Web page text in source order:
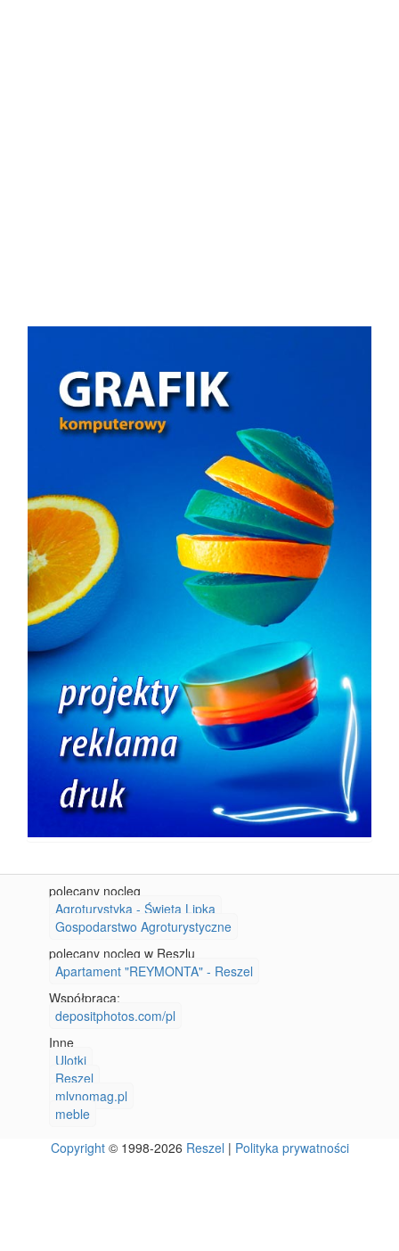
polecany nocleg
Agroturystyka - Święta Lipka
Gospodarstwo Agroturystyczne
polecany nocleg w Reszlu
Apartament "REYMONTA" - Reszel
Współpraca:
depositphotos.com/pl
Inne
Ulotki
Reszel
mlynomag.pl
meble
Copyright© 1998-2026 Reszel | Polityka prywatności